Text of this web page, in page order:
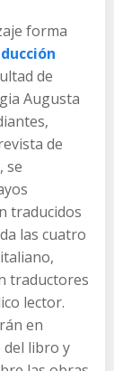
forma
de
Augusta
de
se
traducidos
las cuatro
traductores
lector.
en
del libro y